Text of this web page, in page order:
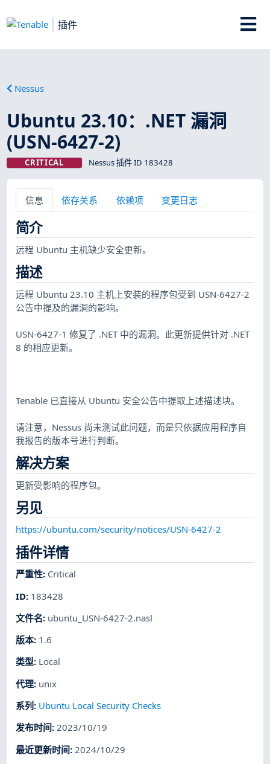
插件
Nessus
Ubuntu 23.10：.NET 漏洞
(USN-6427-2)
CRITICAL Nessus 插件 ID 183428
信息 依存关系 依赖项 变更日志
简介
远程 Ubuntu 主机缺少安全更新。
描述
远程 Ubuntu 23.10 主机上安装的程序包受到 USN-6427-2
公告中提及的漏洞的影响。
USN-6427-1 修复了 .NET 中的漏洞。此更新提供针对 .NET
8 的相应更新。
Tenable 已直接从 Ubuntu 安全公告中提取上述描述块。
请注意，Nessus 尚未测试此问题，而是只依据应用程序自
我报告的版本号进行判断。
解决方案
更新受影响的程序包。
另见
https://ubuntu.com/security/notices/USN-6427-2
插件详情
严重性: Critical
ID: 183428
文件名: ubuntu_USN-6427-2.nasl
版本: 1.6
类型: Local
代理: unix
系列 : Ubuntu Local Security Checks
发布时间:2023/10/19
最近更新时间: 2024/10/29